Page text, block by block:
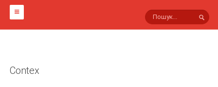
МАРКИ ПРЕЗЕРВАТИВІВ
Contex